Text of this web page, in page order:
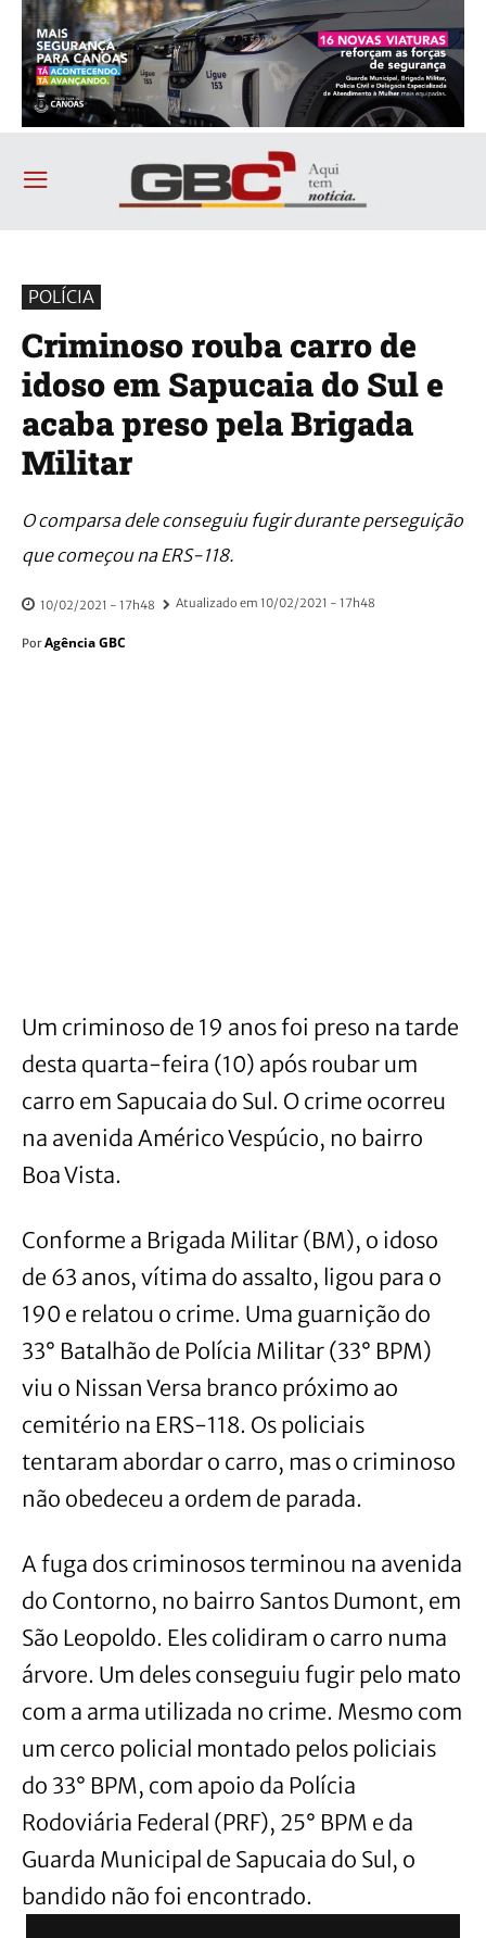
POLÍCIA
Criminoso rouba carro de
idoso em Sapucaia do Sul e
acaba preso pela Brigada
Militar
O comparsa dele conseguiu fugir durante perseguição
que começou na ERS-118.
10/02/2021 - 17h48 Atualizado em 10/02/2021 - 17h48
Por Agência GBC
Um criminoso de 19 anos foi preso na tarde
desta quarta-feira (10) após roubar um
carro em Sapucaia do Sul. O crime ocorreu
na avenida Américo Vespúcio, no bairro
Boa Vista.
Conforme a Brigada Militar (BM), o idoso
de 63 anos, vítima do assalto, ligou para o
190 e relatou o crime. Uma guarnição do
33° Batalhão de Polícia Militar (33° BPM)
viu o Nissan Versa branco próximo ao
cemitério na ERS-118. Os policiais
tentaram abordar o carro, mas o criminoso
não obedeceu a ordem de parada.
A fuga dos criminosos terminou na avenida
do Contorno, no bairro Santos Dumont, em
São Leopoldo. Eles colidiram o carro numa
árvore. Um deles conseguiu fugir pelo mato
com a arma utilizada no crime. Mesmo com
um cerco policial montado pelos policiais
do 33° BPM, com apoio da Polícia
Rodoviária Federal (PRF), 25° BPM e da
Guarda Municipal de Sapucaia do Sul, o
bandido não foi encontrado.